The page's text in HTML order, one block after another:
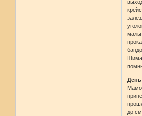
малы
День
до